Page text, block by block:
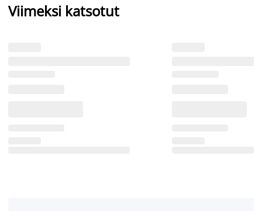
Viimeksi katsotut